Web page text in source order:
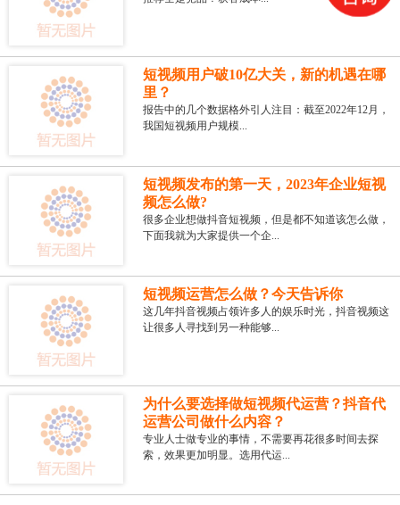
短视频用户破10亿大关，新的机遇在哪
里？
报告中的几个数据格外引人注目：截至2022年12月，
我国短视频用户规模...
短视频发布的第一天，2023年企业短视
频怎么做?
很多企业想做抖音短视频，但是都不知道该怎么做，
下面我就为大家提供一个企...
短视频运营怎么做？今天告诉你
这几年抖音视频占领许多人的娱乐时光，抖音视频这
让很多人寻找到另一种能够...
为什么要选择做短视频代运营？抖音代
运营公司做什么内容？
专业人士做专业的事情，不需要再花很多时间去探
索，效果更加明显。选用代运...